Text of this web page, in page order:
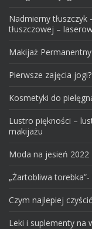
Nadmierny
tłuszczowej –
Makijaż
Pierwsze zajęcia
Kosmetyki do
Lustro piękności –
makijażu
Moda na jesień 2022
„Żartobliwa
Czym najlepiej
Leki i suplementy na